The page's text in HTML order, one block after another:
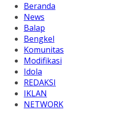
Beranda
News
Balap
Bengkel
Komunitas
Modifikasi
Idola
REDAKSI
IKLAN
NETWORK